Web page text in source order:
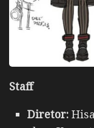
Staff
Diretor: